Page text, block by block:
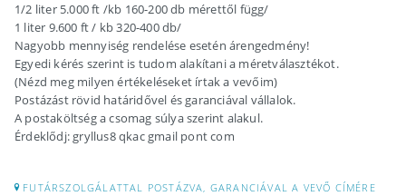
1/2 liter 5.000 ft /kb 160-200 db mérettől függ/
1 liter 9.600 ft / kb 320-400 db/
Nagyobb mennyiség rendelése esetén árengedmény!
Egyedi kérés szerint is tudom alakítani a méretválasztékot.
(Nézd meg milyen értékeléseket írtak a vevőim)
Postázást rövid határidővel és garanciával vállalok.
A postaköltség a csomag súlya szerint alakul.
Érdeklődj: gryllus8 qkac gmail pont com
FUTÁRSZOLGÁLATTAL POSTÁZVA, GARANCIÁVAL A VEVŐ CÍMÉRE